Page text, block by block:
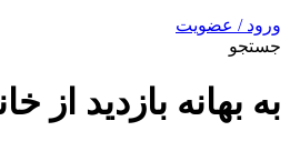
ورود / عضویت
جستجو
به بهانه بازدید